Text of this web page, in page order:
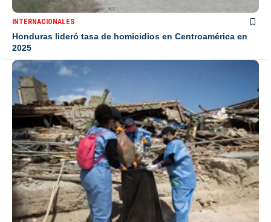
INTERNACIONALES
Honduras lideró tasa de homicidios en Centroamérica en
2025